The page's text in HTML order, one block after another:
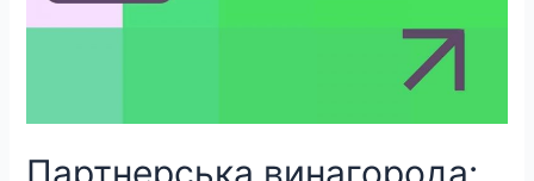
Партнерська винагорода: